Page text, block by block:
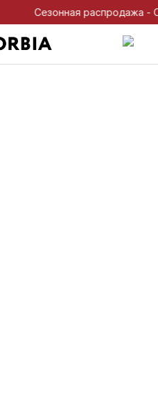
Сезонная распродажа -